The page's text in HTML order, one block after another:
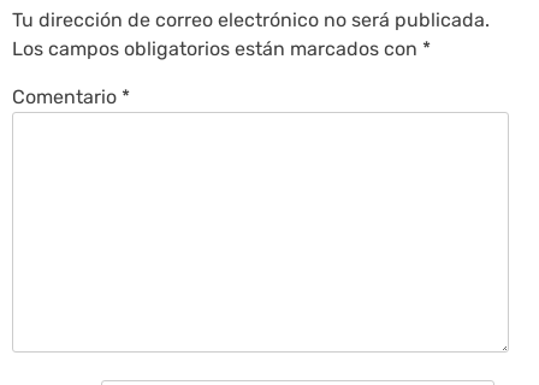
Tu dirección de correo electrónico no será publicada.
Los campos obligatorios están marcados con *
Comentario *